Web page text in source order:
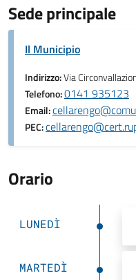
Sede principale
Il Municipio
Indirizzo:Via
Telefono:0141 935123
Email:
PEC:
Orario
LUNEDÌ
MARTEDÌ